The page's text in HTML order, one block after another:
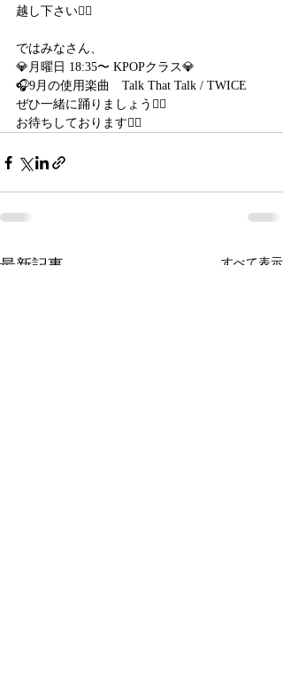
越し下さい🙋‍♀️
ではみなさん、
💎月曜日 18:35〜 KPOPクラス💎
🎧9月の使用楽曲　Talk That Talk / TWICE
ぜひ一緒に踊りましょう❤️‍🔥
お待ちしております🙇‍♀️
最新記事 すべて表示